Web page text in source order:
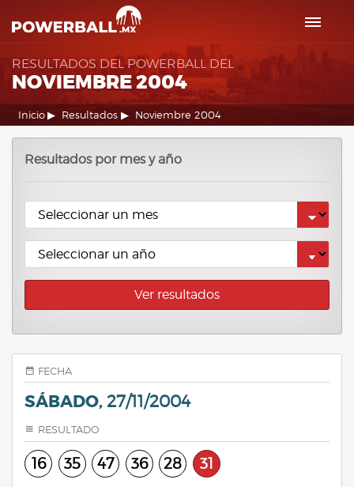
RESULTADOS DEL POWERBALL DEL
NOVIEMBRE 2004
Inicio Resultados Noviembre 2004
Resultados por mes y año
Ver resultados
FECHA
SÁBADO, 27/11/2004
RESULTADO
16 35 47 36 28 31